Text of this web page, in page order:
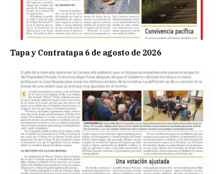
Tapa y Contratapa 6 de agosto de 2026